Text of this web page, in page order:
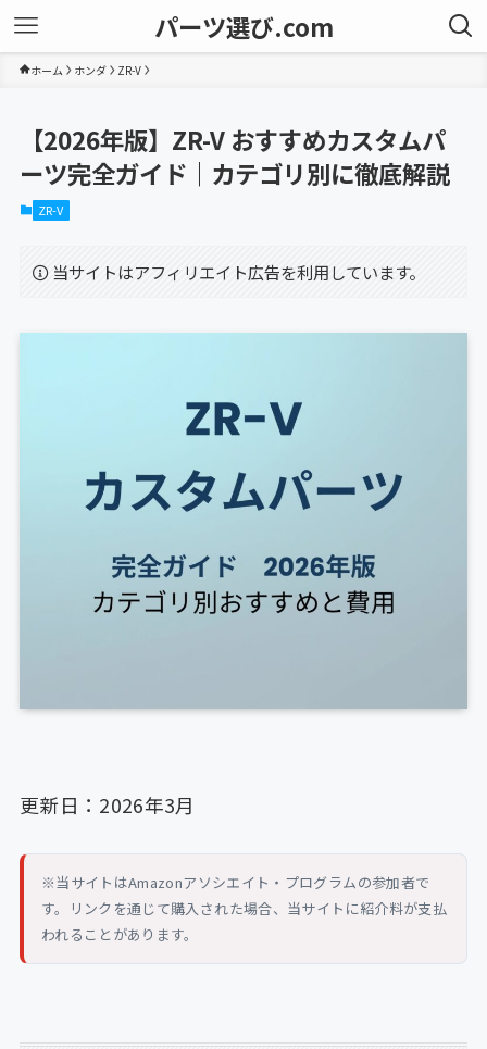
パーツ選び.com
ホーム ホンダ ZR-V
【2026年版】ZR-V おすすめカスタムパ
ーツ完全ガイド｜カテゴリ別に徹底解説
ZR-V
当サイトはアフィリエイト広告を利用しています。
更新日：2026年3月
※当サイトはAmazonアソシエイト・プログラムの参加者で
す。リンクを通じて購入された場合、当サイトに紹介料が支払
われることがあります。